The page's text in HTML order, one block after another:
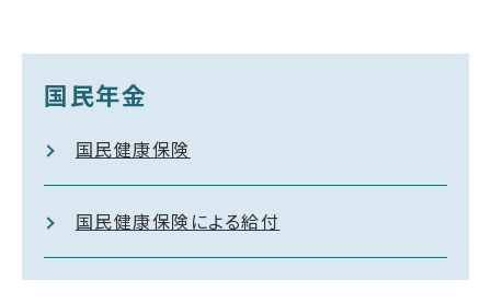
国民年金
国民健康保険
国民健康保険による給付